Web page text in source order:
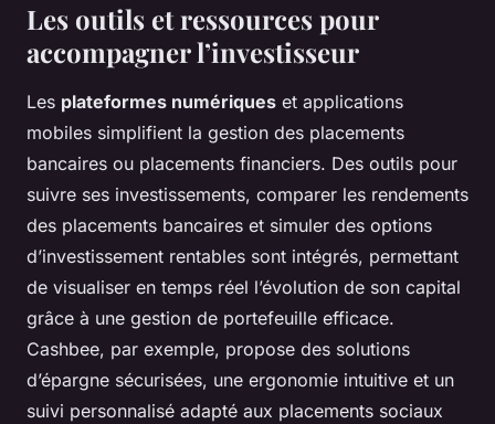
Les outils et ressources pour
accompagner l’investisseur
Les plateformes numériques et applications
mobiles simplifient la gestion des placements
bancaires ou placements financiers. Des outils pour
suivre ses investissements, comparer les rendements
des placements bancaires et simuler des options
d’investissement rentables sont intégrés, permettant
de visualiser en temps réel l’évolution de son capital
grâce à une gestion de portefeuille efficace.
Cashbee, par exemple, propose des solutions
d’épargne sécurisées, une ergonomie intuitive et un
suivi personnalisé adapté aux placements sociaux